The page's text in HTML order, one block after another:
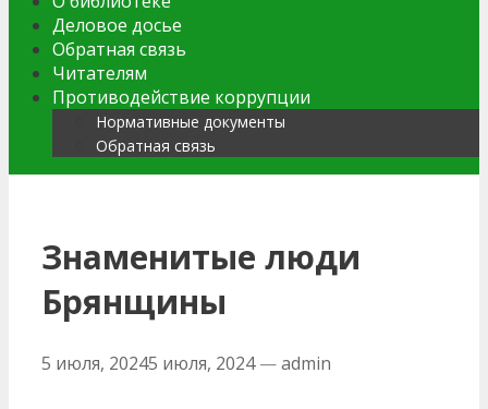
Деловое досье
Обратная связь
Читателям
Противодействие коррупции
Нормативные документы
Обратная связь
Знаменитые люди
Брянщины
5 июля, 20245 июля, 2024 —admin